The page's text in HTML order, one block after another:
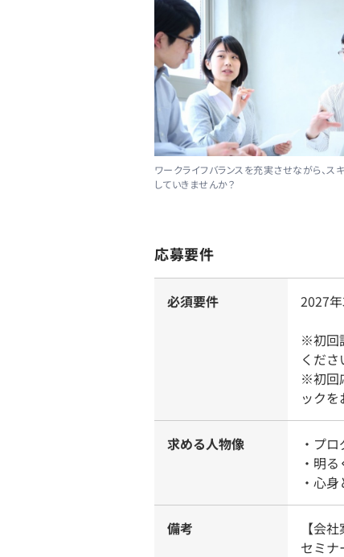
ワークライフバランスを充実させながら、ス
していきませんか？
応募要件
必須要件
2027
※初回
くださ
※初回
ックを
求める人物像
・プ
・明
・心
備考
【会
セミナ